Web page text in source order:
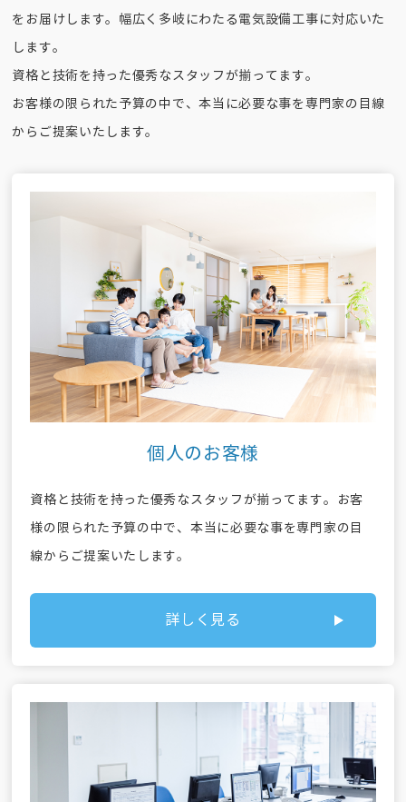
をお届けします。幅広く多岐にわたる電気設備工事に対応いた
します。
資格と技術を持った優秀なスタッフが揃ってます。
お客様の限られた予算の中で、本当に必要な事を専門家の目線
からご提案いたします。
個人のお客様
資格と技術を持った優秀なスタッフが揃ってます。お客
様の限られた予算の中で、本当に必要な事を専門家の目
線からご提案いたします。
詳しく見る